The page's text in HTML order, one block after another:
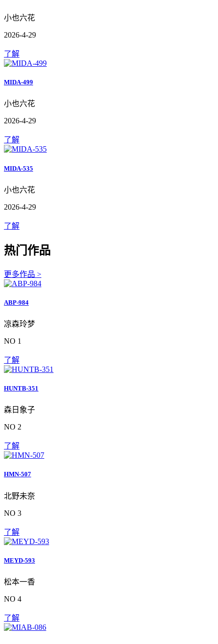
小也六花
2026-4-29
了解
MIDA-499
小也六花
2026-4-29
了解
MIDA-535
小也六花
2026-4-29
了解
热门作品
更多作品 >
ABP-984
凉森玲梦
NO 1
了解
HUNTB-351
森日象子
NO 2
了解
HMN-507
北野未奈
NO 3
了解
MEYD-593
松本一香
NO 4
了解